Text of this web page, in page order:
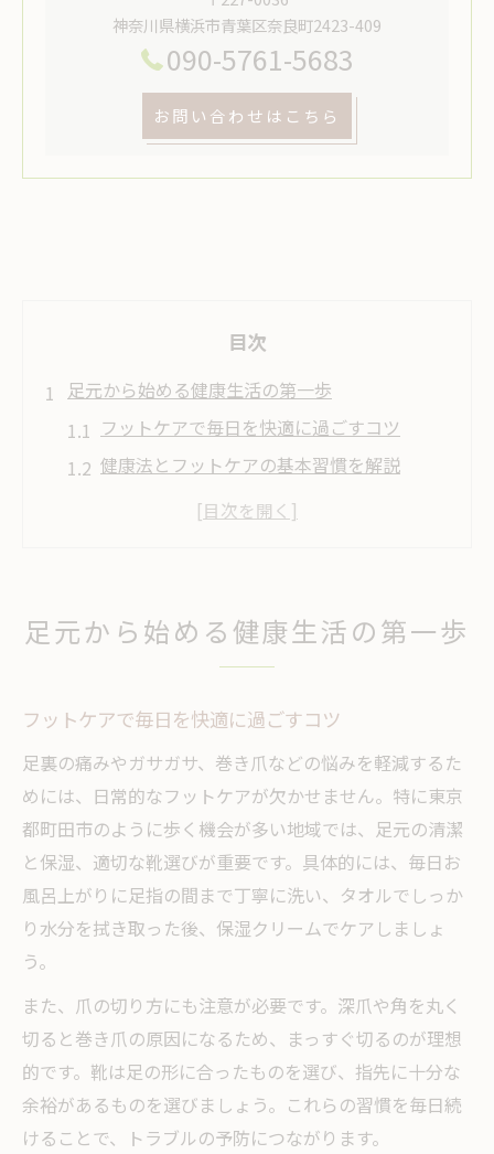
神奈川県横浜市青葉区奈良町2423-409
090-5761-5683
お問い合わせはこちら
目次
足元から始める健康生活の第一歩
フットケアで毎日を快適に過ごすコツ
健康法とフットケアの基本習慣を解説
足の悩みを減らすフットケア実践方法
巻き爪や角質トラブルを防ぐ方法
フットケアで巻き爪や角質を予防する方法
巻き爪対策に役立つフットケアテクニック
角質トラブルをケアする健康法を実践
町田で学ぶフットケアによる予防ポイント
歩行が快適になるフットケア術
フットケアで歩行の負担を軽減する方法
健康法とフットケアが歩きやすさを支える
足裏のトラブル予防に役立つフットケア
日常で実践できる足の健康維持法
フットケアを生かした足の健康維持テクニ
ック
足元から始める健康生活の第一歩
フットケアで毎日を快適に過ごすコツ
足裏の痛みやガサガサ、巻き爪などの悩みを軽減するた
めには、日常的なフットケアが欠かせません。特に東京
都町田市のように歩く機会が多い地域では、足元の清潔
と保湿、適切な靴選びが重要です。具体的には、毎日お
風呂上がりに足指の間まで丁寧に洗い、タオルでしっか
り水分を拭き取った後、保湿クリームでケアしましょ
う。
また、爪の切り方にも注意が必要です。深爪や角を丸く
切ると巻き爪の原因になるため、まっすぐ切るのが理想
的です。靴は足の形に合ったものを選び、指先に十分な
余裕があるものを選びましょう。これらの習慣を毎日続
けることで、トラブルの予防につながります。